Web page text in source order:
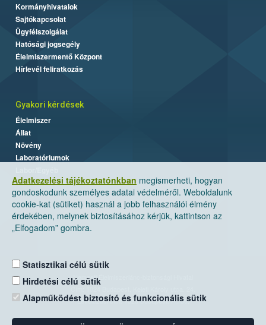
Adatkezelési tájékoztatónkban megismerheti, hogyan
gondoskodunk személyes adatai védelméről. Weboldalunk
cookie-kat (sütiket) használ a jobb felhasználói élmény
érdekében, melynek biztosításához kérjük, kattintson az
„Elfogadom” gombra.
Statisztikai célú sütik
Hirdetési célú sütik
Alapműködést biztosító és funkcionális sütik
Kormányhivatalok
Sajtókapcsolat
Ügyfélszolgálat
Hatósági jogsegély
Élelmiszermentő Központ
Hírlevél feliratkozás
Gyakori kérdések
Élelmiszer
Állat
Növény
Laboratóriumok
Nemzeti Élelmiszerlánc-biztonsági Hivatal
Levelezési cím: 1525 Budapest. Pf. 30.